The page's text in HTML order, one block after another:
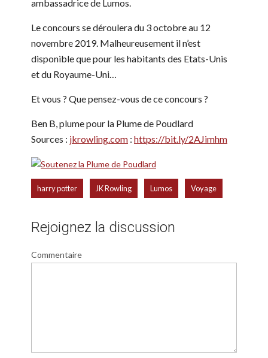
ambassadrice de Lumos.
Le concours se déroulera du 3 octobre au 12
novembre 2019. Malheureusement il n’est
disponible que pour les habitants des Etats-Unis
et du Royaume-Uni…
Et vous ? Que pensez-vous de ce concours ?
Ben B, plume pour la Plume de Poudlard
Sources : jkrowling.com : https://bit.ly/2AJimhm
harry potter JK Rowling Lumos Voyage
Rejoignez la discussion
Commentaire